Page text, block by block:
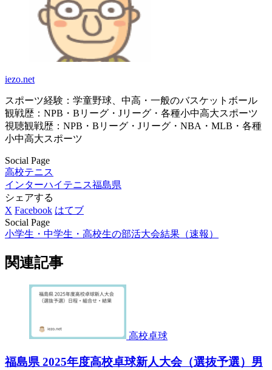
iezo.net
スポーツ経験：学童野球、中高・一般のバスケットボール
観戦歴：NPB・Bリーグ・Jリーグ・各種小中高大スポーツ
視聴観戦歴：NPB・Bリーグ・Jリーグ・NBA・MLB・各種
小中高大スポーツ
Social Page
高校テニス
インターハイテニス福島県
シェアする
X Facebook はてブ
Social Page
小学生・中学生・高校生の部活大会結果（速報）
関連記事
高校卓球
福島県 2025年度高校卓球新人大会（選抜予選）男